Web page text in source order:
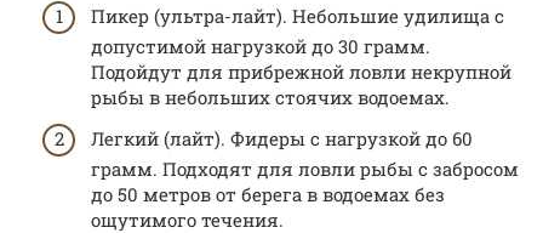
Пикер (ультра-лайт). Небольшие удилища с
допустимой нагрузкой до 30 грамм.
Подойдут для прибрежной ловли некрупной
рыбы в небольших стоячих водоемах.
Легкий (лайт). Фидеры с нагрузкой до 60
грамм. Подходят для ловли рыбы с забросом
до 50 метров от берега в водоемах без
ощутимого течения.